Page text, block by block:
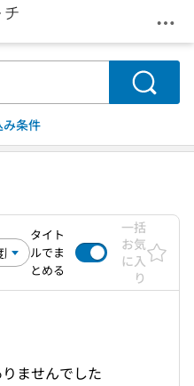
メ
検索
条件
タイト
ルでま
とめる
一括
お気
に入
り
ませんでした